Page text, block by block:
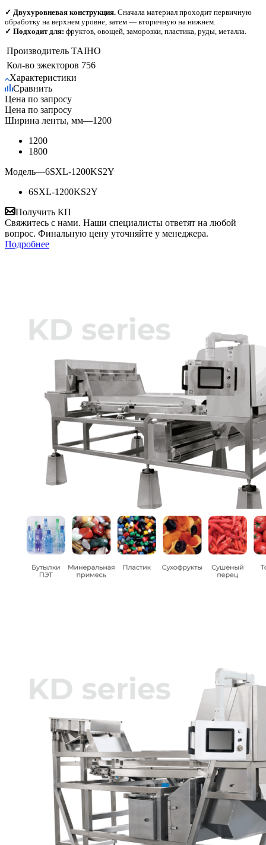
✓ Двухуровневая конструкция. Сначала материал проходит первичную
обработку на верхнем уровне, затем — вторичную на нижнем.
✓ Подходит для: фруктов, овощей, заморозки, пластика, руды, металла.
Производитель TAIHO
Кол-во эжекторов 756
Характеристики
Сравнить
Цена по запросу
Цена по запросу
Ширина ленты, мм—1200
1200
1800
Модель—6SXL-1200KS2Y
6SXL-1200KS2Y
Получить КП
Свяжитесь с нами. Наши специалисты ответят на любой
вопрос. Финальную цену уточняйте у менеджера.
Подробнее